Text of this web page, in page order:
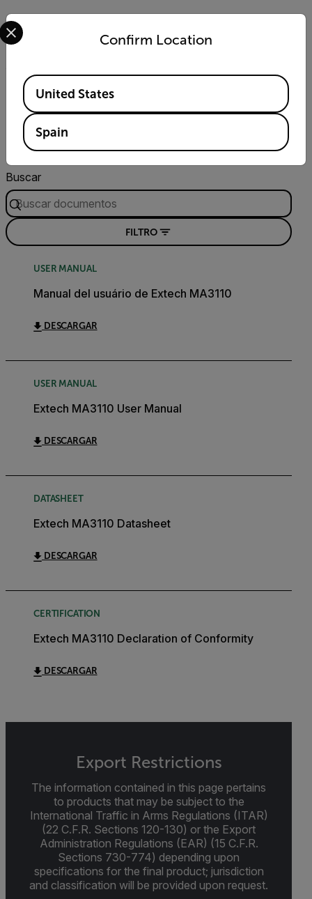
Voltaje CC
6 V, 60 V, 600 V, 1000 V
Recursos y asistencia
Buscar
FILTRO
USER MANUAL
Manual del usuário de Extech MA3110
DESCARGAR
USER MANUAL
Extech MA3110 User Manual
DESCARGAR
DATASHEET
Extech MA3110 Datasheet
DESCARGAR
CERTIFICATION
Extech MA3110 Declaration of Conformity
DESCARGAR
Export Restrictions
The information contained in this page pertains
to products that may be subject to the
International Traffic in Arms Regulations (ITAR)
(22 C.F.R. Sections 120-130) or the Export
Administration Regulations (EAR) (15 C.F.R.
Sections 730-774) depending upon
specifications for the final product; jurisdiction
and classification will be provided upon request.
Confirm Location
Select your preferred country and language from the
Available Locations
United States
Spain